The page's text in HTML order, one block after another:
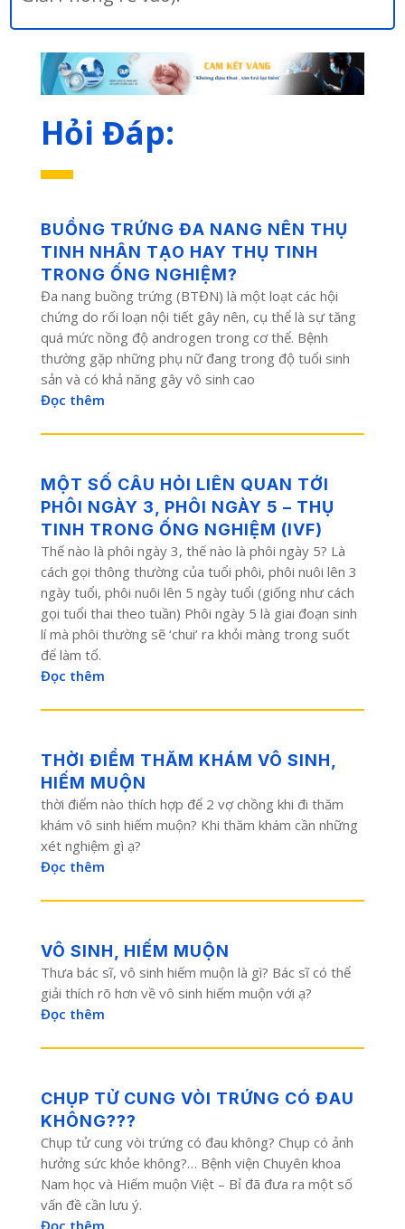
Hỏi Đáp:
BUỒNG TRỨNG ĐA NANG NÊN THỤ
TINH NHÂN TẠO HAY THỤ TINH
TRONG ỐNG NGHIỆM?
Đa nang buồng trứng (BTĐN) là một loạt các hội
chứng do rối loạn nội tiết gây nên, cụ thể là sự tăng
quá mức nồng độ androgen trong cơ thể. Bệnh
thường gặp những phụ nữ đang trong độ tuổi sinh
sản và có khả năng gây vô sinh cao
Đọc thêm
MỘT SỐ CÂU HỎI LIÊN QUAN TỚI
PHÔI NGÀY 3, PHÔI NGÀY 5 – THỤ
TINH TRONG ỐNG NGHIỆM (IVF)
Thế nào là phôi ngày 3, thế nào là phôi ngày 5? Là
cách gọi thông thường của tuổi phôi, phôi nuôi lên 3
ngày tuổi, phôi nuôi lên 5 ngày tuổi (giống như cách
gọi tuổi thai theo tuần) Phôi ngày 5 là giai đoạn sinh
lí mà phôi thường sẽ ‘chui’ ra khỏi màng trong suốt
để làm tổ.
Đọc thêm
THỜI ĐIỂM THĂM KHÁM VÔ SINH,
HIẾM MUỘN
thời điểm nào thích hợp để 2 vợ chồng khi đi thăm
khám vô sinh hiếm muộn? Khi thăm khám cần những
xét nghiệm gì ạ?
Đọc thêm
VÔ SINH, HIẾM MUỘN
Thưa bác sĩ, vô sinh hiếm muộn là gì? Bác sĩ có thể
giải thích rõ hơn về vô sinh hiếm muộn với ạ?
Đọc thêm
CHỤP TỬ CUNG VÒI TRỨNG CÓ ĐAU
KHÔNG???
Chụp tử cung vòi trứng có đau không? Chụp có ảnh
hưởng sức khỏe không?… Bệnh viện Chuyên khoa
Nam học và Hiếm muộn Việt – Bỉ đã đưa ra một số
vấn đề cần lưu ý.
Đọc thêm